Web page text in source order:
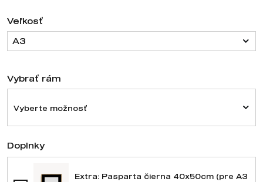
Veľkosť
A3
Vybrať rám
Vyberte možnosť
Doplnky
Extra: Pasparta čierna 40x50cm (pre A3